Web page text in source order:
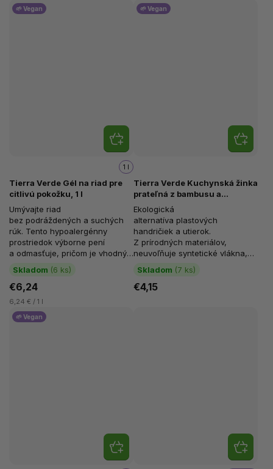
🌱 Vegan
Tierra Verde Gél na riad pre
citlivú pokožku, 1 l
Skladom (6 ks)
1 l
€6,24
6,24 € / 1 l
Umývajte riad
bez podráždených a suchých
rúk. Tento hypoalergénny
prostriedok výborne pení
a odmasťuje, pričom je vhodný
aj pre pokožku so...
🌱 Vegan
Tierra Verde Kuchynská žinka
prateľná z bambusu a
biobavlny
Skladom (7 ks)
€4,15
Ekologická
alternatíva plastových
handričiek a utierok.
Z prírodných materiálov,
neuvoľňuje syntetické vlákna,
ktoré kontaminujú vodu aj pôdu.
Rozmery:...
🌱 Vegan